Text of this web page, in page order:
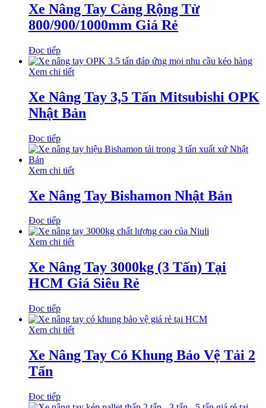
Xe Nâng Tay Càng Rộng Từ
800/900/1000mm Giá Rẻ
Đọc tiếp
Xem chi tiết
Xe Nâng Tay 3,5 Tấn Mitsubishi OPK
Nhật Bản
Đọc tiếp
Xem chi tiết
Xe Nâng Tay Bishamon Nhật Bản
Đọc tiếp
Xem chi tiết
Xe Nâng Tay 3000kg (3 Tấn) Tại
HCM Giá Siêu Rẻ
Đọc tiếp
Xem chi tiết
Xe Nâng Tay Có Khung Bảo Vệ Tải 2
Tấn
Đọc tiếp